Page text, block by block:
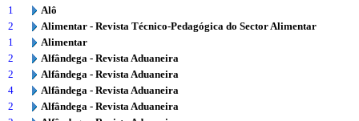
1
Alô
2
Alimentar - Revista Técnico-Pedagógica do Sector Alimentar
1
Alimentar
2
Alfândega - Revista Aduaneira
2
Alfândega - Revista Aduaneira
4
Alfândega - Revista Aduaneira
2
Alfândega - Revista Aduaneira